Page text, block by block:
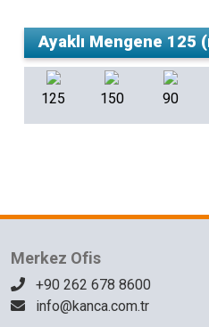
125 150 90
Merkez Ofis
+90 262 678 8600
info@kanca.com.tr